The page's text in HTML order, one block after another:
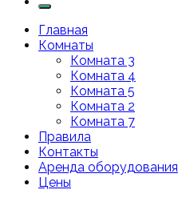
Главная
Комнаты
Комната 3
Комната 4
Комната 5
Комната 2
Комната 7
Правила
Контакты
Аренда оборудования
Цены